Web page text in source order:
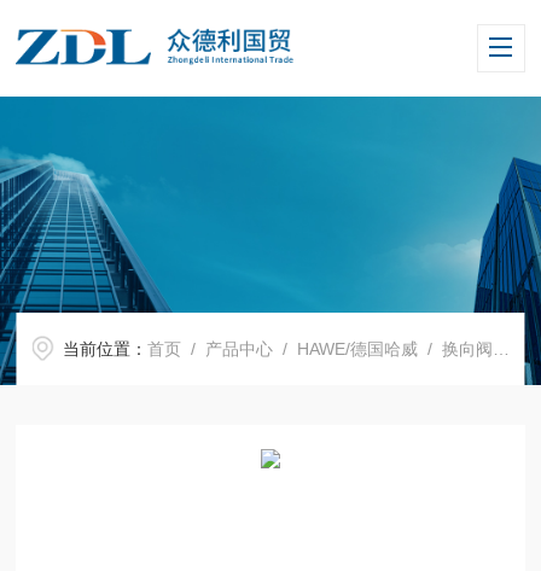
当前位置：首页 / 产品中心 / HAWE/德国哈威 /换向阀 /